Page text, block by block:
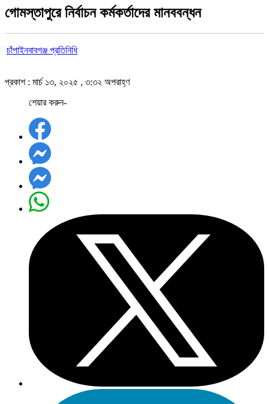
গোমস্তাপুরে নির্বাচন কর্মকর্তাদের মানববন্ধন
চাঁপাইনবাবগঞ্জ প্রতিনিধি
প্রকাশ : মার্চ ১৩, ২০২৫ , ৩:৩২ অপরাহ্ণ
শেয়ার করুন-